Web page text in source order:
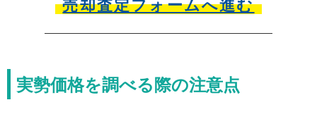
売却査定フォームへ進む
実勢価格を調べる際の注意点